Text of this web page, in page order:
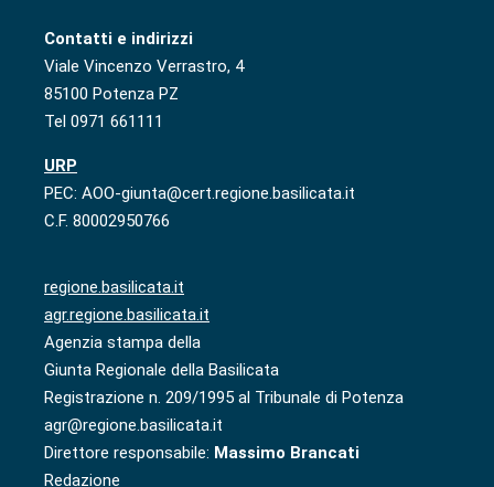
Contatti e indirizzi
Viale Vincenzo Verrastro, 4
85100 Potenza PZ
Tel 0971 661111
URP
PEC: AOO-giunta@cert.regione.basilicata.it
C.F. 80002950766
regione.basilicata.it
agr.regione.basilicata.it
Agenzia stampa della
Giunta Regionale della Basilicata
Registrazione n. 209/1995 al Tribunale di Potenza
agr@regione.basilicata.it
Direttore responsabile: Massimo Brancati
Redazione